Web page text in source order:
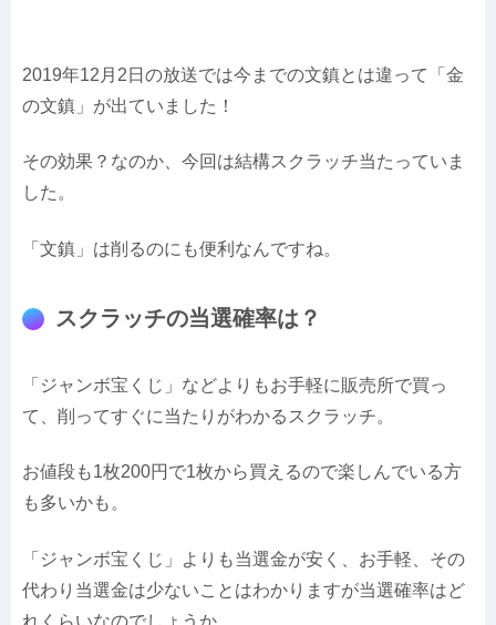
2019年12月2日の放送では今までの文鎮とは違って「金
の文鎮」が出ていました！
その効果？なのか、今回は結構スクラッチ当たっていま
した。
「文鎮」は削るのにも便利なんですね。
スクラッチの当選確率は？
「ジャンボ宝くじ」などよりもお手軽に販売所で買っ
て、削ってすぐに当たりがわかるスクラッチ。
お値段も1枚200円で1枚から買えるので楽しんでいる方
も多いかも。
「ジャンボ宝くじ」よりも当選金が安く、お手軽、その
代わり当選金は少ないことはわかりますが当選確率はど
れくらいなのでしょうか。